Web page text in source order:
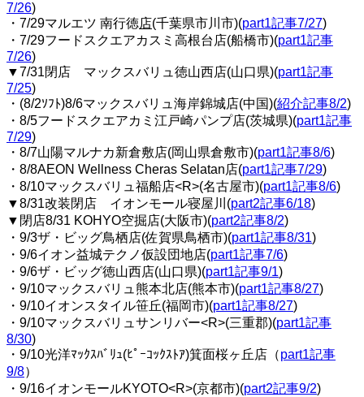
7/26)
・7/29マルエツ 南行徳店(千葉県市川市)(part1記事7/27)
・7/29フードスクエアカスミ高根台店(船橋市)(part1記事
7/26)
▼7/31閉店 マックスバリュ徳山西店(山口県)(part1記事
7/25)
・(8/2ｿﾌﾄ)8/6マックスバリュ海岸錦城店(中国)(紹介記事8/2)
・8/5フードスクエアカミ江戸崎パンプ店(茨城県)(part1記事
7/29)
・8/7山陽マルナカ新倉敷店(岡山県倉敷市)(part1記事8/6)
・8/8AEON Wellness Cheras Selatan店(part1記事7/29)
・8/10マックスバリュ福船店<R>(名古屋市)(part1記事8/6)
▼8/31改装閉店 イオンモール寝屋川(part2記事6/18)
▼閉店8/31 KOHYO空掘店(大阪市)(part2記事8/2)
・9/3ザ・ビッグ鳥栖店(佐賀県鳥栖市)(part1記事8/31)
・9/6イオン益城テクノ仮設団地店(part1記事7/6)
・9/6ザ・ビッグ徳山西店(山口県)(part1記事9/1)
・9/10マックスバリュ熊本北店(熊本市)(part1記事8/27)
・9/10イオンスタイル笹丘(福岡市)(part1記事8/27)
・9/10マックスバリュサンリバー<R>(三重郡)(part1記事
8/30)
・9/10光洋ﾏｯｸｽﾊﾞﾘｭ(ﾋﾟｰｺｯｸｽﾄｱ)箕面桜ヶ丘店（part1記事
9/8）
・9/16イオンモールKYOTO<R>(京都市)(part2記事9/2)